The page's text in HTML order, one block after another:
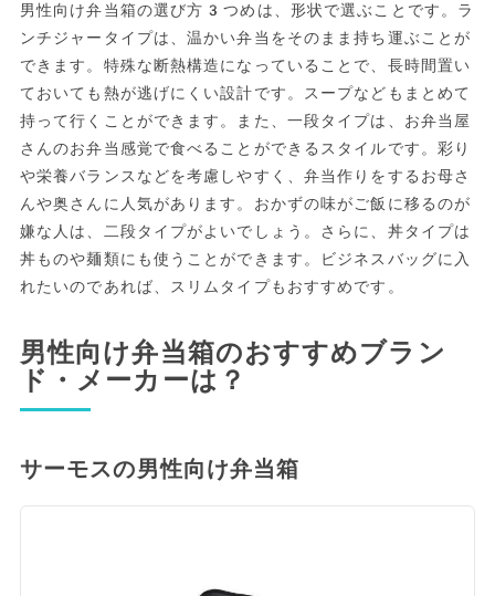
男性向け弁当箱の選び方3つめは、形状で選ぶことです。ラ
ンチジャータイプは、温かい弁当をそのまま持ち運ぶことが
できます。特殊な断熱構造になっていることで、長時間置い
ておいても熱が逃げにくい設計です。スープなどもまとめて
持って行くことができます。また、一段タイプは、お弁当屋
さんのお弁当感覚で食べることができるスタイルです。彩り
や栄養バランスなどを考慮しやすく、弁当作りをするお母さ
んや奥さんに人気があります。おかずの味がご飯に移るのが
嫌な人は、二段タイプがよいでしょう。さらに、丼タイプは
丼ものや麺類にも使うことができます。ビジネスバッグに入
れたいのであれば、スリムタイプもおすすめです。
男性向け弁当箱のおすすめブラン
ド・メーカーは？
サーモスの男性向け弁当箱